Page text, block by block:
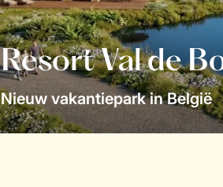
Resort Val de
Nieuw vakantiepark in België